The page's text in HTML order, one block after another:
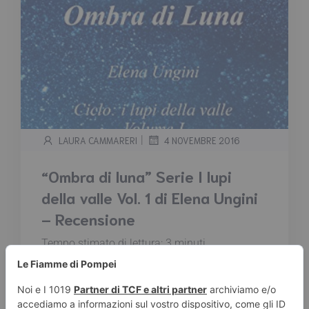
LAURA CAMMARERI | 4 NOVEMBRE 2016
“Ombra di luna” Serie I lupi
della valle Vol. 1 di Elena Ungini
– Recensione
Tempo stimato di lettura:3 minuti
Diana, diciannovenne di Milano, si trasferisce
con madre, padre e fratello maggiore, a
Incudine, paesino bresciano di montagna,
dove avvengono strani omicidi, che sembrano